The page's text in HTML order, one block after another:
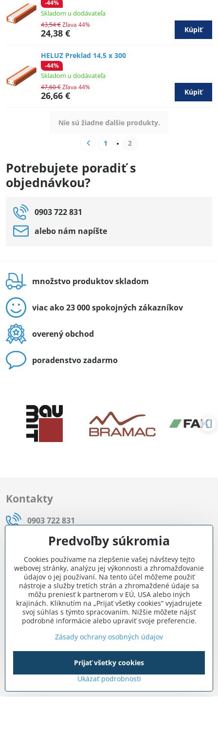
-44%
Skladom u dodávateľa
24,38 €
43,54 €Zľava 44%
Kúpiť
HELUZ Preklad 14,5 x 300
-44%
Skladom u dodávateľa
26,66 €
47,60 €Zľava 44%
Kúpiť
Nie sú žiadne ďalšie produkty.
1 2
Potrebujete poradiť s
objednávkou?
0903 722 831
alebo nám napíšte
množstvo produktov skladom
viac ako 23 000 spokojných zákazníkov
overený obchod
poradenstvo zadarmo
Kontakty
0903 722 831
info​@internetovestavebniny​.sk
Bratislavská 535 (areál RD)
Most pri Bratislave
Pon - Pia 8:00 - 11:30 a 12:15 - 15:30
Facebook
Navigácia
Všetko o nákupe
Predvoľby súkromia
Cookies používame na zlepšenie vašej návštevy tejto
webovej stránky, analýzu jej výkonnosti a zhromažďovanie
údajov o jej používaní. Na tento účel môžeme použiť
nástroje a služby tretích strán a zhromaždené údaje sa
môžu preniesť k partnerom v EÚ, USA alebo iných
krajinách. Kliknutím na „Prijať všetky cookies“ vyjadrujete
svoj súhlas s týmto spracovaním. Nižšie môžete nájsť
podrobné informácie alebo upraviť svoje preferencie.
Zásady ochrany osobných údajov
Ukázať podrobnosti
Prijať všetky cookies